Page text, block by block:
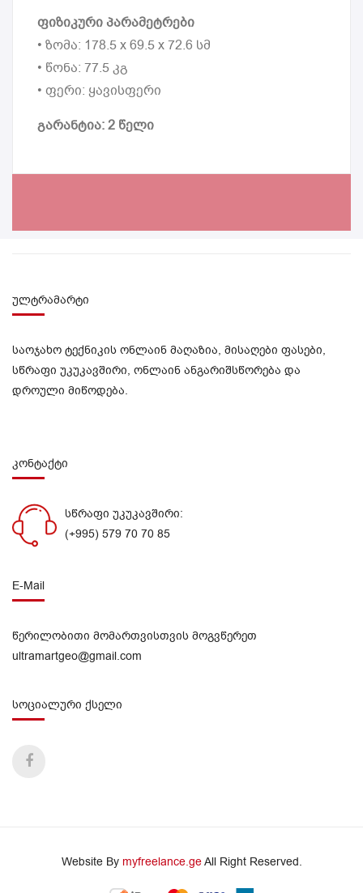
ფიზიკური პარამეტრები
• ზომა: 178.5 x 69.5 x 72.6 სმ
• წონა: 77.5 კგ
• ფერი: ყავისფერი
გარანტია: 2 წელი
ულტრამარტი
საოჯახო ტექნიკის ონლაინ მაღაზია, მისაღები ფასები,
სწრაფი უკუკავშირი, ონლაინ ანგარიშსწორება და
დროული მიწოდება.
კონტაქტი
სწრაფი უკუკავშირი:
(+995) 579 70 70 85
E-Mail
წერილობითი მომართვისთვის მოგვწერეთ
ultramartgeo@gmail.com
სოციალური ქსელი
Website By myfreelance.geAll Right Reserved.